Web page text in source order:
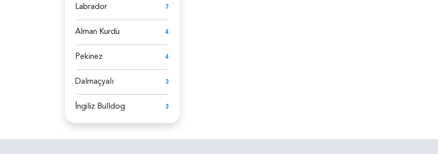
Labrador 7
Alman Kurdu 4
Pekinez 4
Dalmaçyalı 3
İ̇ngiliz Bulldog 3